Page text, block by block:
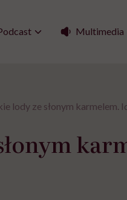
Multimedia
lody ze słonym karmelem.